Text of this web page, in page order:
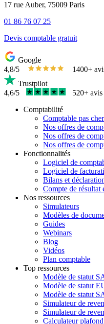
17 rue Auber, 75009 Paris
01 86 76 07 25
Devis comptable gratuit
Google
4,8/5
1400+
Trustpilot
4,6/5
520+ avis
Comptabilité
Comptable pas cher
Nos offres de
Nos offres de
Nos offres de
Fonctionnalités
Logiciel de
Logiciel de
Bilans et
Compte de résultat
Nos ressources
Simulateurs
Modèles de
Guides
Webinars
Blog
Vidéos
Plan comptable
Top ressources
Modèle de statut
Modèle de statut
Modèle de statut
Simulateur de
Simulateur de
Calculateur